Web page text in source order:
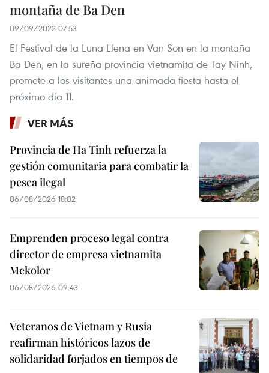
montaña de Ba Den
09/09/2022 07:53
El Festival de la Luna Llena en Van Son en la montaña
Ba Den, en la sureña provincia vietnamita de Tay Ninh,
promete a los visitantes una animada fiesta hasta el
próximo día 11.
VER MÁS
Provincia de Ha Tinh refuerza la
gestión comunitaria para combatir la
pesca ilegal
06/08/2026 18:02
Emprenden proceso legal contra
director de empresa vietnamita
Mekolor
06/08/2026 09:43
Veteranos de Vietnam y Rusia
reafirman históricos lazos de
solidaridad forjados en tiempos de